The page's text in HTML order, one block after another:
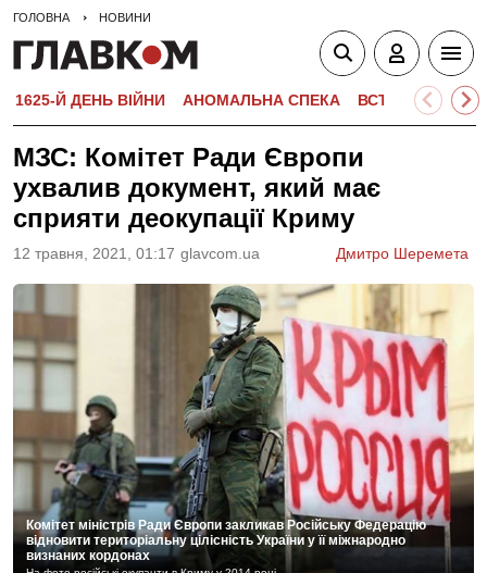
ГОЛОВНА НОВИНИ
1625-Й ДЕНЬ ВІЙНИ АНОМАЛЬНА СПЕКА ВСТУПНА
МЗС: Комітет Ради Європи
ухвалив документ, який має
сприяти деокупації Криму
12 травня, 2021, 01:17 glavcom.ua Дмитро Шеремета
Комітет міністрів Ради Європи закликав Російську Федерацію
відновити територіальну цілісність України у її міжнародно
визнаних кордонах